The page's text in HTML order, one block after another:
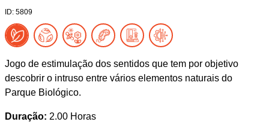
ID: 5809
Jogo de estimulação dos sentidos que tem por objetivo
descobrir o intruso entre vários elementos naturais do
Parque Biológico.
Duração: 2.00 Horas